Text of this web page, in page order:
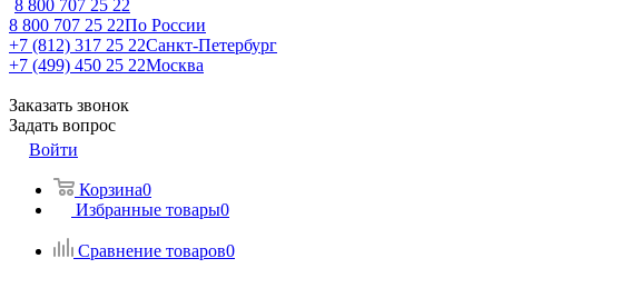
8 800 707 25 22
8 800 707 25 22По России
+7 (812) 317 25 22Санкт-Петербург
+7 (499) 450 25 22Москва
Заказать звонок
Задать вопрос
Войти
Корзина0
Избранные товары0
Сравнение товаров0